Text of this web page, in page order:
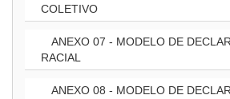
COLETIVO
ANEXO 07 - MODELO DE
RACIAL
ANEXO 08 - MODELO DE